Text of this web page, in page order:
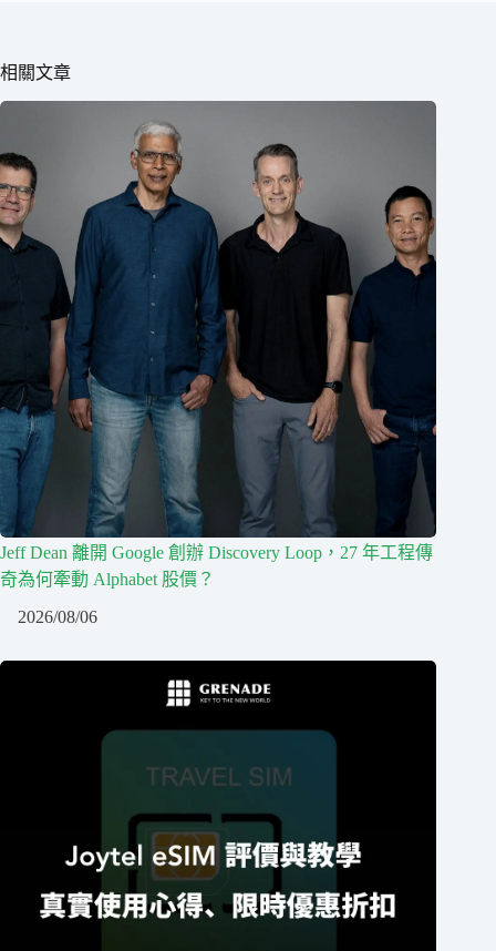
相關文章
Jeff Dean 離開 Google 創辦 Discovery Loop，27 年工程傳
奇為何牽動 Alphabet 股價？
2026/08/06